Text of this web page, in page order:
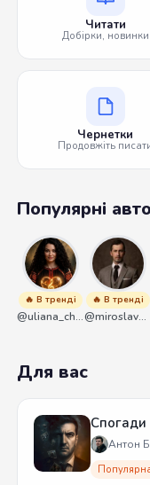
Читати
Добірки, новинки
Чернетки
Продовжіть
Популярні
🔥 В тренді
@uliana_chernenko
🔥 В тренді
@miroslavmaniyk
Для вас
Спогади
Антон